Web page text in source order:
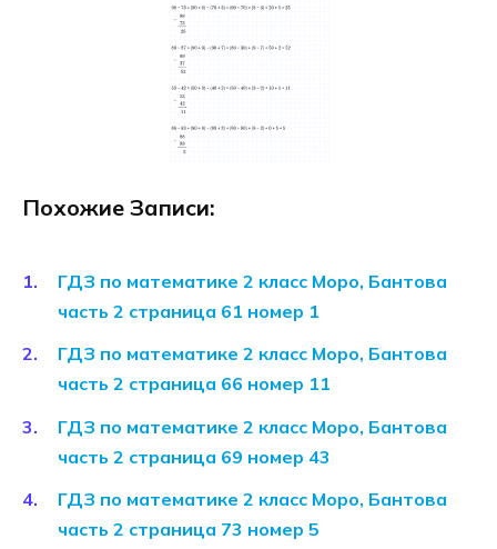
Похожие Записи:
ГДЗ по математике 2 класс Моро, Бантова
часть 2 страница 61 номер 1
ГДЗ по математике 2 класс Моро, Бантова
часть 2 страница 66 номер 11
ГДЗ по математике 2 класс Моро, Бантова
часть 2 страница 69 номер 43
ГДЗ по математике 2 класс Моро, Бантова
часть 2 страница 73 номер 5